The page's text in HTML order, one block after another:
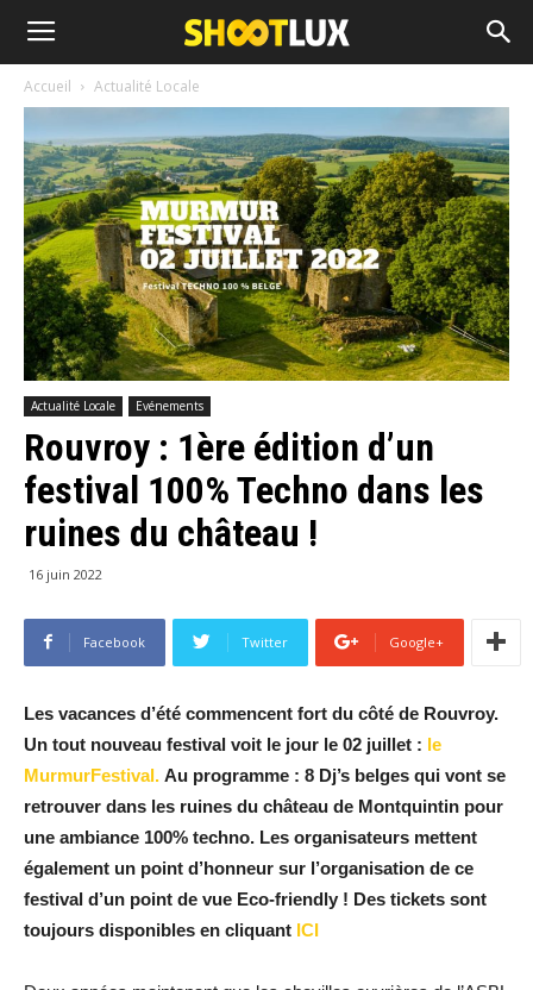
Accueil Actualité Locale
Actualité Locale Evénements
Rouvroy : 1ère édition d’un
festival 100% Techno dans les
ruines du château !
16 juin 2022
Facebook Twitter Google+
Les vacances d’été commencent fort du côté de Rouvroy.
Un tout nouveau festival voit le jour le 02 juillet : le
MurmurFestival. Au programme : 8 Dj’s belges qui vont se
retrouver dans les ruines du château de Montquintin pour
une ambiance 100% techno. Les organisateurs mettent
également un point d’honneur sur l’organisation de ce
festival d’un point de vue Eco-friendly ! Des tickets sont
toujours disponibles en cliquant ICI